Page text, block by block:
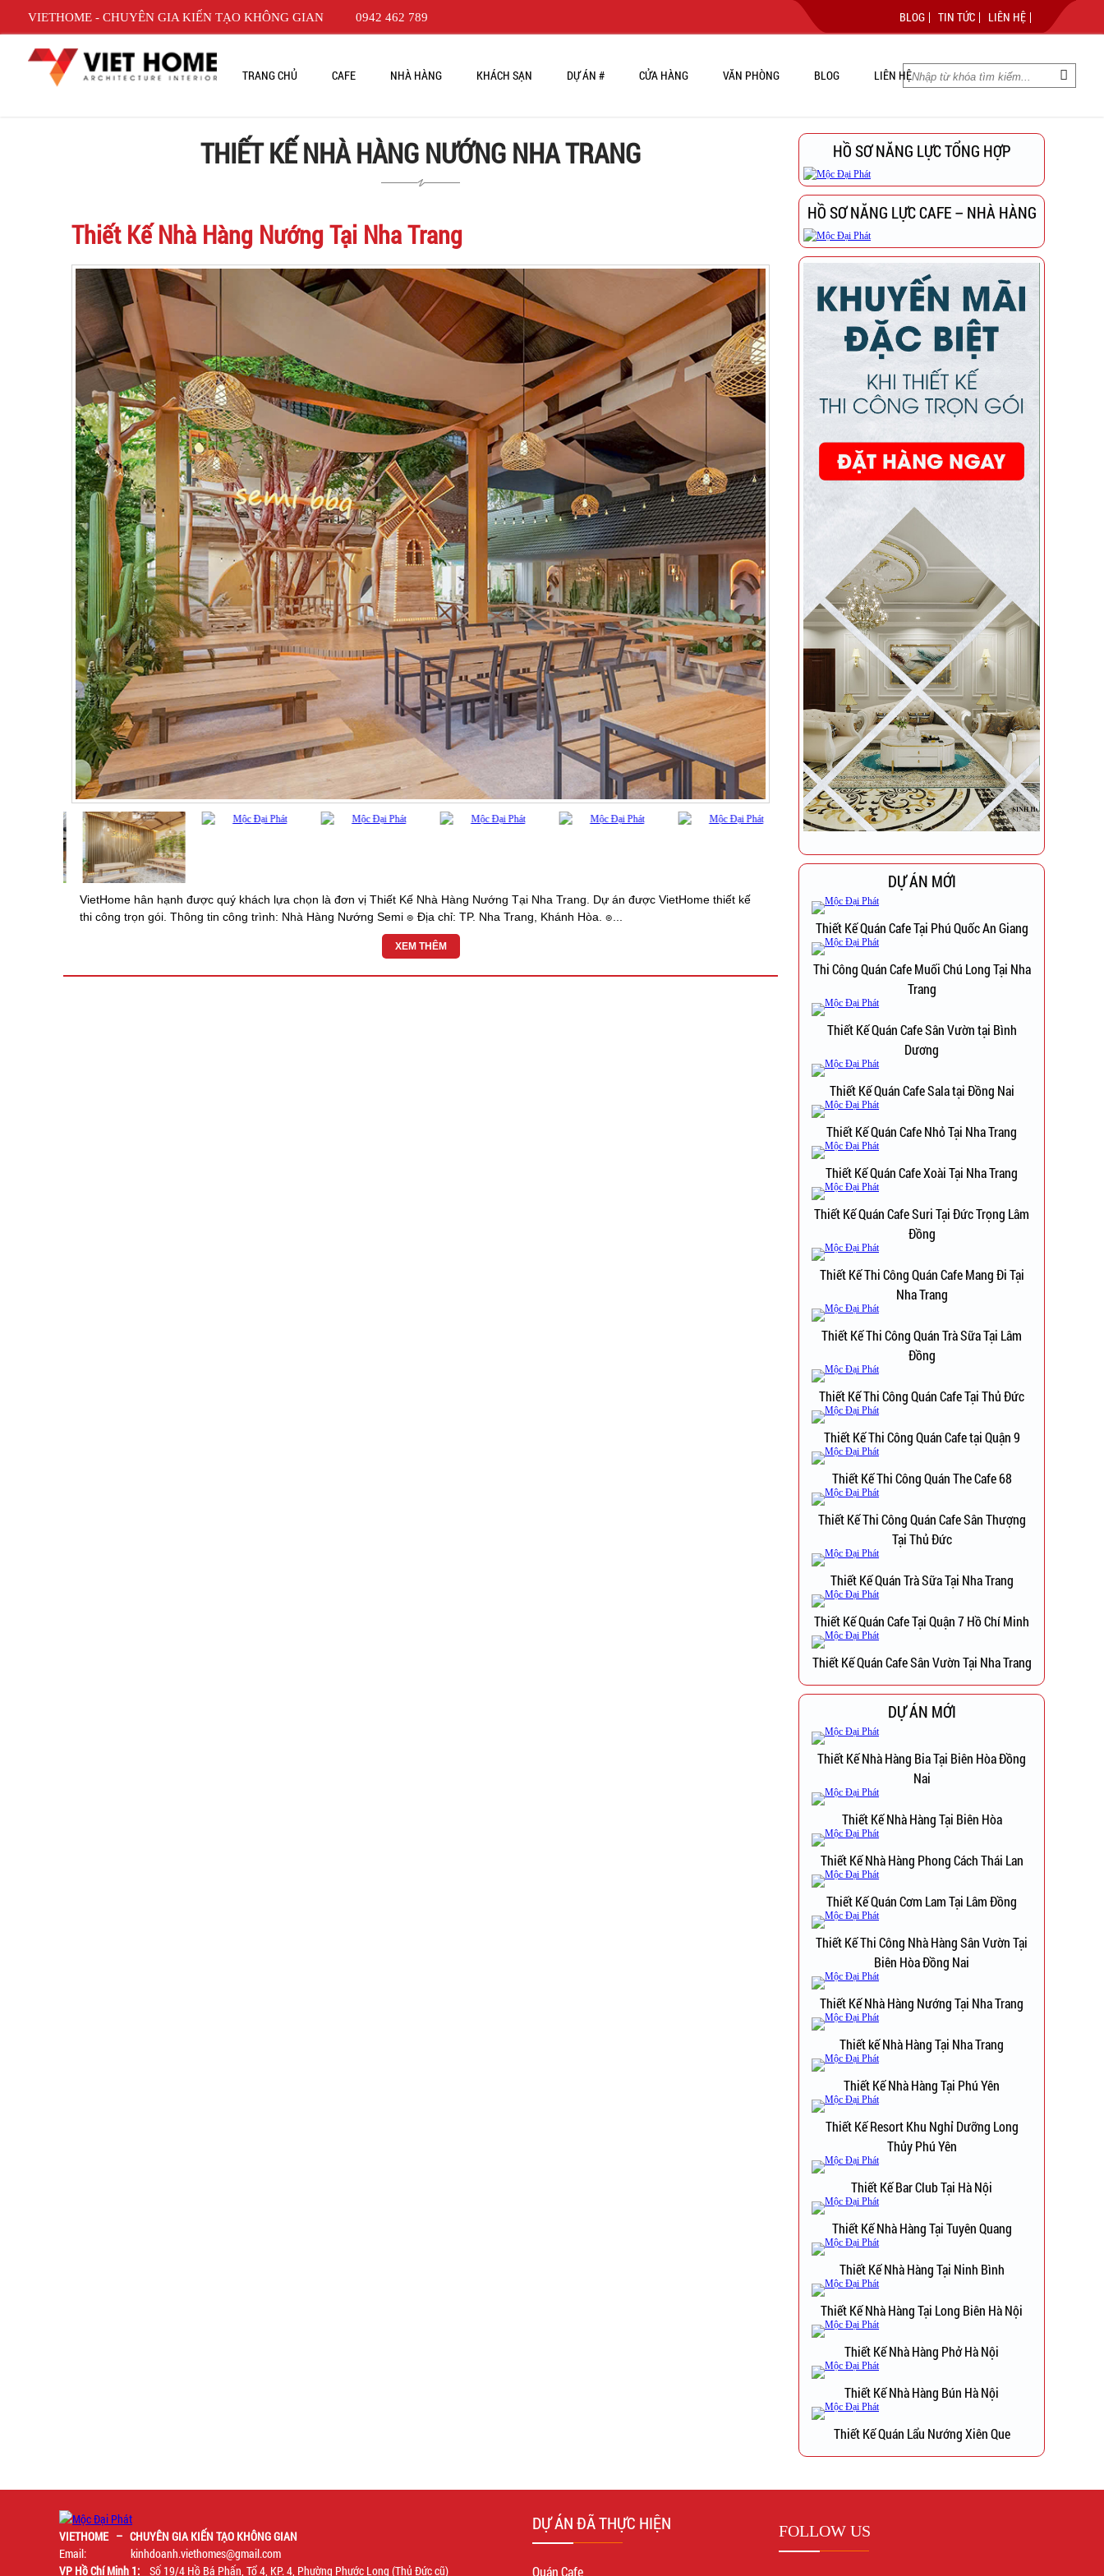
VIETHOME - CHUYÊN GIA KIẾN TẠO KHÔNG GIAN 0942 462 789 BLOG TIN TỨC LIÊN HỆ
TRANG CHỦ CAFE NHÀ HÀNG KHÁCH SẠN DỰ ÁN # CỬA HÀNG VĂN PHÒNG BLOG LIÊN HỆ
THIẾT KẾ NHÀ HÀNG NƯỚNG NHA TRANG
Thiết Kế Nhà Hàng Nướng Tại Nha Trang
VietHome hân hạnh được quý khách lựa chọn là đơn vị Thiết Kế Nhà Hàng Nướng Tại Nha Trang. Dự án được VietHome thiết kế
thi công trọn gói. Thông tin công trình: Nhà Hàng Nướng Semi ๏ Địa chỉ: TP. Nha Trang, Khánh Hòa. ๏...
XEM THÊM
HỒ SƠ NĂNG LỰC TỔNG HỢP
HỒ SƠ NĂNG LỰC CAFE – NHÀ HÀNG
DỰ ÁN MỚI
Thiết Kế Quán Cafe Tại Phú Quốc An Giang
Thi Công Quán Cafe Muối Chú Long Tại Nha
Trang
Thiết Kế Quán Cafe Sân Vườn tại Bình
Dương
Thiết Kế Quán Cafe Sala tại Đồng Nai
Thiết Kế Quán Cafe Nhỏ Tại Nha Trang
Thiết Kế Quán Cafe Xoài Tại Nha Trang
Thiết Kế Quán Cafe Suri Tại Đức Trọng Lâm
Đồng
Thiết Kế Thi Công Quán Cafe Mang Đi Tại
Nha Trang
Thiết Kế Thi Công Quán Trà Sữa Tại Lâm
Đồng
Thiết Kế Thi Công Quán Cafe Tại Thủ Đức
Thiết Kế Thi Công Quán Cafe tại Quận 9
Thiết Kế Thi Công Quán The Cafe 68
Thiết Kế Thi Công Quán Cafe Sân Thượng
Tại Thủ Đức
Thiết Kế Quán Trà Sữa Tại Nha Trang
Thiết Kế Quán Cafe Tại Quận 7 Hồ Chí Minh
Thiết Kế Quán Cafe Sân Vườn Tại Nha Trang
DỰ ÁN MỚI
Thiết Kế Nhà Hàng Bia Tại Biên Hòa Đồng
Nai
Thiết Kế Nhà Hàng Tại Biên Hòa
Thiết Kế Nhà Hàng Phong Cách Thái Lan
Thiết Kế Quán Cơm Lam Tại Lâm Đồng
Thiết Kế Thi Công Nhà Hàng Sân Vườn Tại
Biên Hòa Đồng Nai
Thiết Kế Nhà Hàng Nướng Tại Nha Trang
Thiết kế Nhà Hàng Tại Nha Trang
Thiết Kế Nhà Hàng Tại Phú Yên
Thiết Kế Resort Khu Nghỉ Dưỡng Long
Thủy Phú Yên
Thiết Kế Bar Club Tại Hà Nội
Thiết Kế Nhà Hàng Tại Tuyên Quang
Thiết Kế Nhà Hàng Tại Ninh Bình
Thiết Kế Nhà Hàng Tại Long Biên Hà Nội
Thiết Kế Nhà Hàng Phở Hà Nội
Thiết Kế Nhà Hàng Bún Hà Nội
Thiết Kế Quán Lẩu Nướng Xiên Que
VIETHOME – CHUYÊN GIA KIẾN TẠO KHÔNG GIAN
Email: kinhdoanh.viethomes@gmail.com
VP Hồ Chí Minh 1: Số 19/4 Hồ Bá Phấn, Tổ 4, KP. 4, Phường Phước Long (Thủ Đức cũ)
DỰ ÁN ĐÃ THỰC HIỆN
Quán Cafe
FOLLOW US